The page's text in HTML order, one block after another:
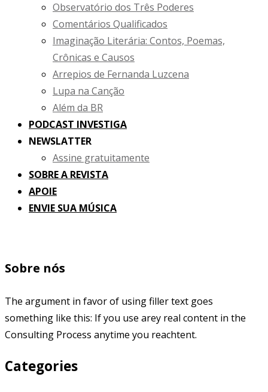
Observatório dos Três Poderes
Comentários Qualificados
Imaginação Literária: Contos, Poemas,
Crônicas e Causos
Arrepios de Fernanda Luzcena
Lupa na Canção
Além da BR
PODCAST INVESTIGA
NEWSLATTER
Assine gratuitamente
SOBRE A REVISTA
APOIE
ENVIE SUA MÚSICA
Sobre nós
The argument in favor of using filler text goes
something like this: If you use arey real content in the
Consulting Process anytime you reachtent.
Categories